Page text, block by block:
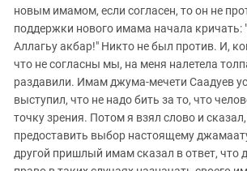
новым имамом, если согласен, то он не
поддержки нового имама начала кричать:
Аллагьу акбар!" Никто не был против. И,
что не согласны мы, на меня налетела
раздавили. Имам джума-мечети Саадуев
выступил, что не надо бить за то, что
точку зрения. Потом я взял слово и
предоставить выбор настоящему
другой пришлый имам сказал в ответ, что